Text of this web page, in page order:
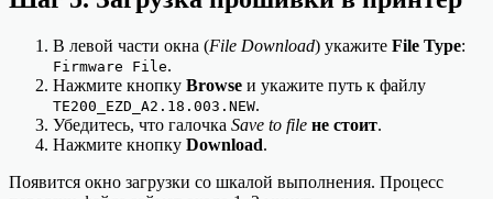
В левой части окна (File Download) укажите File Type:
Firmware File.
Нажмите кнопку Browse и укажите путь к файлу
TE200_EZD_A2.18.003.NEW.
Убедитесь, что галочка Save to file не стоит.
Нажмите кнопку Download.
Появится окно загрузки со шкалой выполнения. Процесс